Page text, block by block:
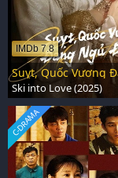
IMDb 7.8
Ski into Love (2025)
C-DRAMA